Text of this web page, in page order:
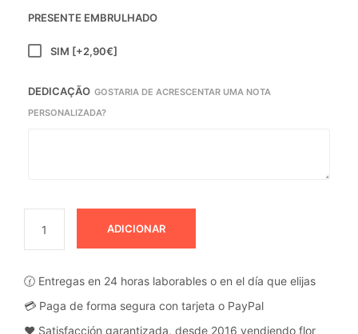
PRESENTE EMBRULHADO
SIM [+2,90€]
DEDICAÇÃO GOSTARIA DE ACRESCENTAR UMA NOTA
PERSONALIZADA?
ADICIONAR
🕜 Entregas en 24 horas laborables o en el día que elijas
💳 Paga de forma segura con tarjeta o PayPal
❤️ Satisfacción garantizada, desde 2016 vendiendo flor